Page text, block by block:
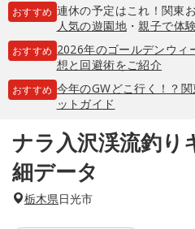
おすすめ 連休の予定はこれ！関東
人気の遊園地・親子で体
おすすめ 2026年のゴールデンウィ
想と回避術をご紹介
おすすめ 今年のGWどこ行く！？
ットガイド
ナラ入沢渓流釣り
細データ
栃木県日光市